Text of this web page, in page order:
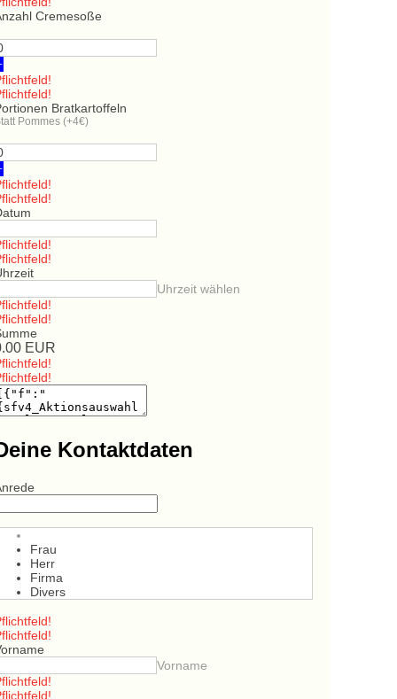
Cremesoße
Bratkartoffeln
Pommes (+4€)
Uhrzeit wählen
EUR
Kontaktdaten
Frau
Herr
Firma
Divers
Vorname